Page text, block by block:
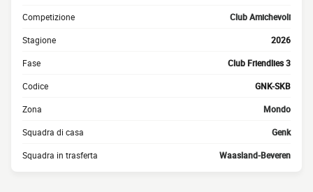
Competizione Club Amichevoli
Stagione 2026
Fase Club Friendlies 3
Codice GNK-SKB
Zona Mondo
Squadra di casa Genk
Squadra in trasferta Waasland-Beveren